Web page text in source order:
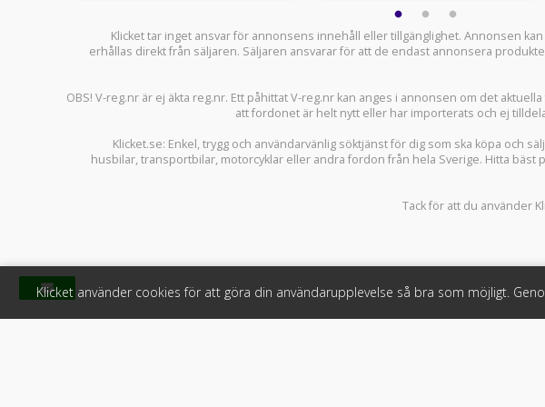
Klicket tar inget ansvar för annonsens innehåll eller tillgänglighet. Annonsen
erhållas direkt från säljaren. Säljaren ansvarar för att de endast annonsera
OBS! V-reg.nr är ej äkta reg.nr. Ett påhittat V-reg.nr kan anges i annonsen om det
att fordonet är helt nytt eller har importerats och ej
Klicket.se: Enkel, trygg och användarvänlig söktjänst för dig som ska köpa och
husbilar,transportbilar, motorcyklar eller andra fordon från hela Sverige. Hitta bäst
Tack för att du använder
Klicket använder cookies för att göra din användarupplevelse så bra som möjligt.